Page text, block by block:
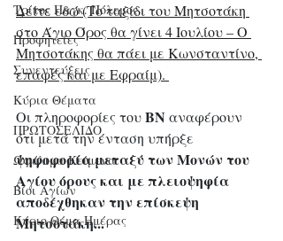
Τρίτος Παγκ. Πόλεμος
Προφητείες
Συνεντεύξεις
Κύρια Θέματα
ΠΡΩΤΟΣΕΛΙΔΟ
Ωφέλιμα Κείμενα
Βίοι Αγίων
Κύριο Θέμα Ημέρας
Δείτε εδώ (Το ταξίδι του Μητσοτάκη
στο Άγιο Όρος θα γίνει 4 Ιουλίου – Ο
Μητσοτάκης θα πάει με Κωνσταντίνο,
επαφές και με Εφραίμ).
Οι πληροφορίες του ΒΝ αναφέρουν
ότι μετά την ένταση υπήρξε
ψηφοφορία μεταξύ των Μονών του
Αγίου όρους και με πλειοψηφία
αποδέχθηκαν την επίσκεψη
Μητσοτάκη...